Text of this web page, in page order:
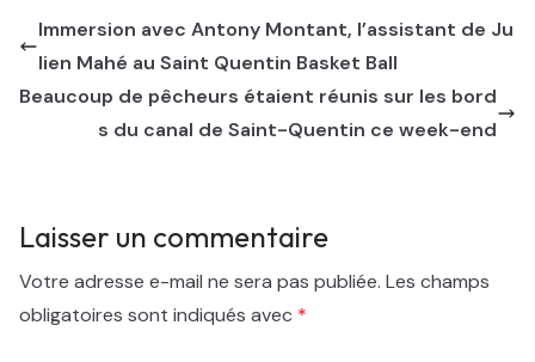
Immersion avec Antony Montant, l’assistant de Ju
lien Mahé au Saint Quentin Basket Ball
Beaucoup de pêcheurs étaient réunis sur les bord
s du canal de Saint-Quentin ce week-end
Laisser un commentaire
Votre adresse e-mail ne sera pas publiée. Les champs
obligatoires sont indiqués avec *